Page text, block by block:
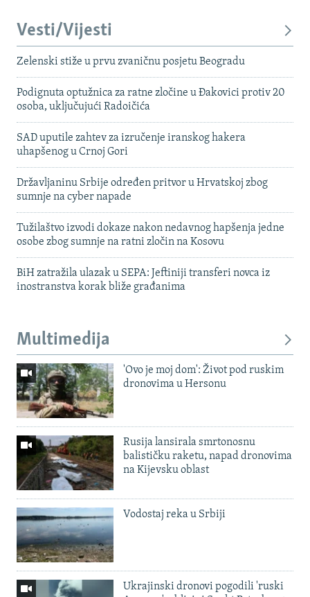
Vesti/Vijesti
Zelenski stiže u prvu zvaničnu posjetu Beogradu
Podignuta optužnica za ratne zločine u Đakovici protiv 20
osoba, uključujući Radoičića
SAD uputile zahtev za izručenje iranskog hakera
uhapšenog u Crnoj Gori
Državljaninu Srbije određen pritvor u Hrvatskoj zbog
sumnje na cyber napade
Tužilaštvo izvodi dokaze nakon nedavnog hapšenja jedne
osobe zbog sumnje na ratni zločin na Kosovu
BiH zatražila ulazak u SEPA: Jeftiniji transferi novca iz
inostranstva korak bliže građanima
Multimedija
'Ovo je moj dom': Život pod ruskim
dronovima u Hersonu
Rusija lansirala smrtonosnu
balističku raketu, napad dronovima
na Kijevsku oblast
Vodostaj reka u Srbiji
Ukrajinski dronovi pogodili 'ruski